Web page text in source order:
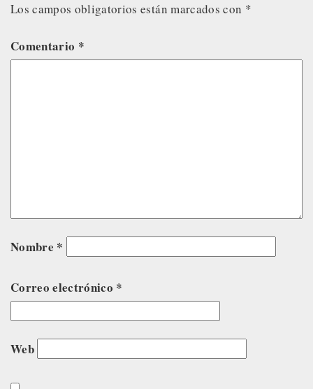
Los campos obligatorios están marcados con *
Comentario *
Nombre *
Correo electrónico *
Web